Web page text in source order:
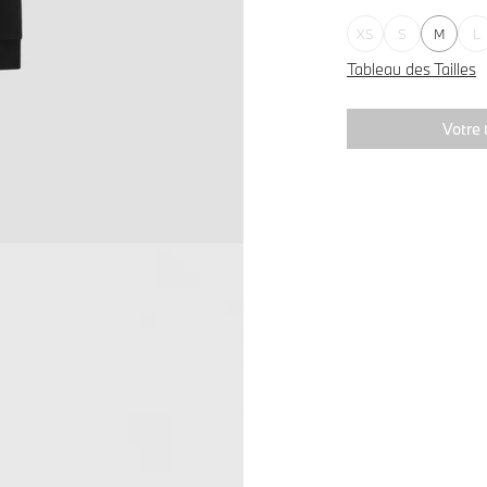
XS S M L
Tableau des Tailles
Votre